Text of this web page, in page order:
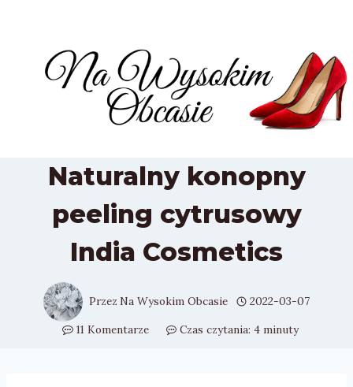
Naturalny konopny
peeling cytrusowy
India Cosmetics
Przez Na Wysokim Obcasie
2022-03-07
11 Komentarze
Czas czytania: 4 minuty